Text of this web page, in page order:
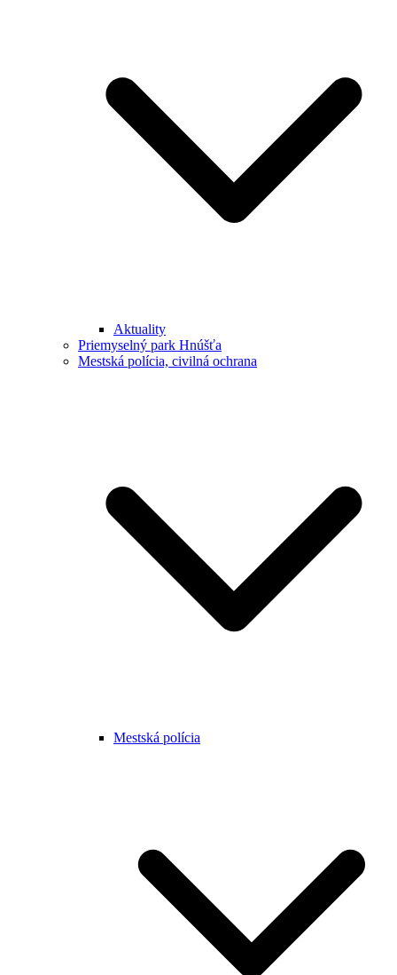
Aktuality
Priemyselný park Hnúšťa
Mestská polícia, civilná ochrana
Mestská polícia